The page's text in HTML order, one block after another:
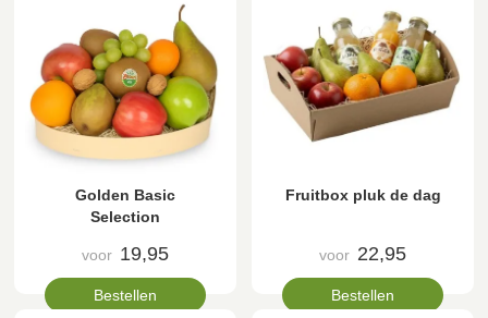
Golden Basic
Selection
voor 19,95
Bestellen
Fruitbox pluk de dag
voor 22,95
Bestellen